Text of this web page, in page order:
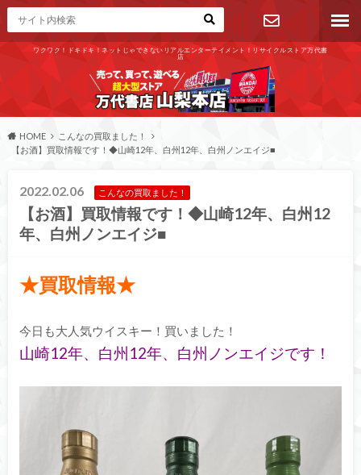
ワクワク！ドキドキ！ネットじゃできないリアルエンターテイメント！リサイクルストア万代書
店
お問い合わ
せ
HOME
こんなの買取ました！
【お酒】買取情報です！◆山崎12年、白州12年、白州ノンエイジ■
2022.02.06 こんなの買取ました！
【お酒】買取情報です！◆山崎12年、白州12
年、白州ノンエイジ■
★買取情報★
今日も大人気ウイスキー！買いました！
山崎12年、白州12年、白州ノンエイジです！